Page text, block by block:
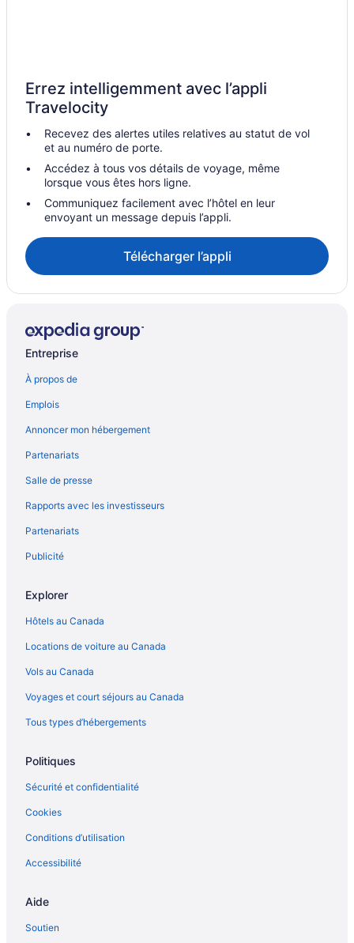
Errez intelligemment avec l’appli
Travelocity
Recevez des alertes utiles relatives au statut de vol
et au numéro de porte.
Accédez à tous vos détails de voyage, même
lorsque vous êtes hors ligne.
Communiquez facilement avec l’hôtel en leur
envoyant un message depuis l’appli.
Télécharger l’appli
Entreprise
À propos de
Emplois
Annoncer mon hébergement
Partenariats
Salle de presse
Rapports avec les investisseurs
Partenariats
Publicité
Explorer
Hôtels au Canada
Locations de voiture au Canada
Vols au Canada
Voyages et court séjours au Canada
Tous types d’hébergements
Politiques
Sécurité et confidentialité
Cookies
Conditions d’utilisation
Accessibilité
Aide
Soutien